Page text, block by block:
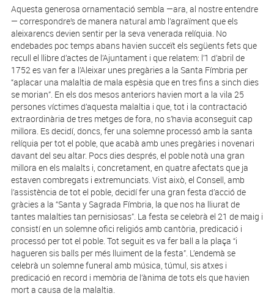
Aquesta generosa ornamentació sembla —ara, al nostre entendre
— correspondre’s de manera natural amb l’agraïment que els
aleixarencs devien sentir per la seva venerada relíquia. No
endebades poc temps abans havien succeït els següents fets que
recull el llibre d’actes de l’Ajuntament i que relatem: l’1 d’abril de
1752 es van fer a l’Aleixar unes pregàries a la Santa Fímbria per
“aplacar una malaltia de mala espèsia que en tres fins a sinch dies
se morian”. En els dos mesos anteriors havien mort a la vila 25
persones víctimes d’aquesta malaltia i que, tot i la contractació
extraordinària de tres metges de fora, no s’havia aconseguit cap
millora. Es decidí, doncs, fer una solemne processó amb la santa
relíquia per tot el poble, que acabà amb unes pregàries i novenari
davant del seu altar. Pocs dies després, el poble notà una gran
millora en els malalts i, concretament, en quatre afectats que ja
estaven combregats i extremunciats. Vist això, el Consell, amb
l’assistència de tot el poble, decidí fer una gran festa d’acció de
gràcies a la “Santa y Sagrada Fímbria, la que nos ha lliurat de
tantes malalties tan pernisiosas”. La festa se celebrà el 21 de maig i
consistí en un solemne ofici religiós amb cantòria, predicació i
processó per tot el poble. Tot seguit es va fer ball a la plaça “i
hagueren sis balls per més lluiment de la festa”. L’endemà se
celebrà un solemne funeral amb música, túmul, sis atxes i
predicació en record i memòria de l’ànima de tots els que havien
mort a causa de la malaltia.